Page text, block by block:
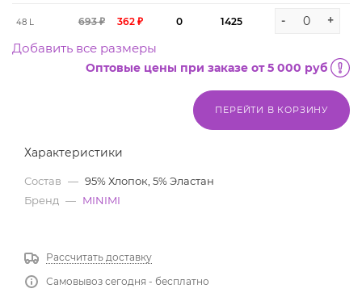
48 L 693 ₽ 362 ₽ 0 1425 - +
Добавить все размеры
Оптовые цены при заказе от 5 000 руб
ПЕРЕЙТИ В КОРЗИНУ
Характеристики
Состав — 95% Хлопок, 5% Эластан
Бренд — MINIMI
Рассчитать доставку
Самовывоз сегодня - бесплатно